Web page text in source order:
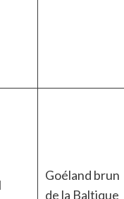
Goéland brun
de la Baltique